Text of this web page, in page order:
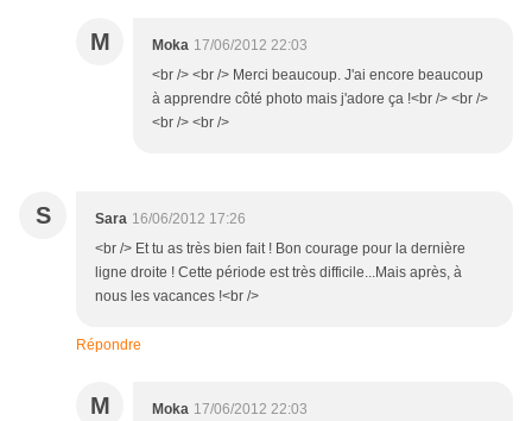
M Moka 17/06/2012 22:03
<br /> <br /> Merci beaucoup. J'ai encore beaucoup
à apprendre côté photo mais j'adore ça !<br /> <br />
<br /> <br />
S Sara 16/06/2012 17:26
<br /> Et tu as très bien fait ! Bon courage pour la dernière
ligne droite ! Cette période est très difficile...Mais après, à
nous les vacances !<br />
Répondre
M Moka 17/06/2012 22:03